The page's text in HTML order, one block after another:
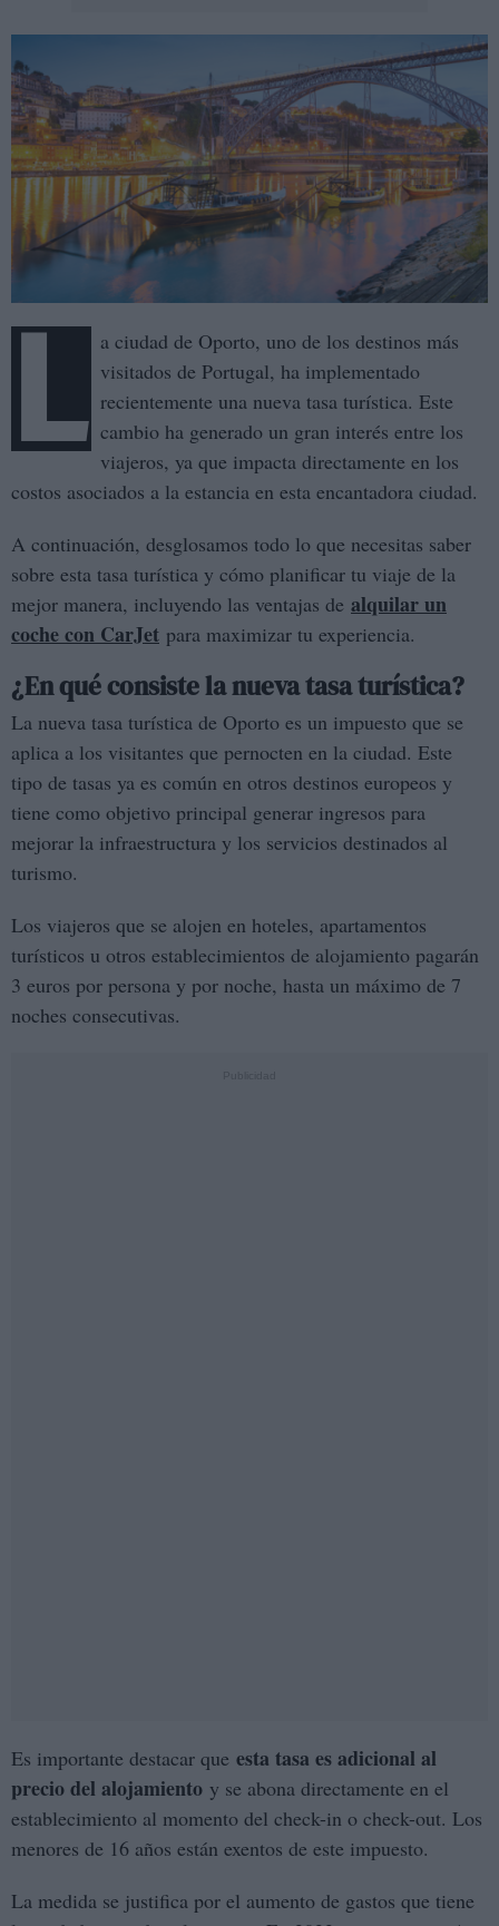
L a ciudad de Oporto, uno de los destinos más
visitados de Portugal, ha implementado
recientemente una nueva tasa turística. Este
cambio ha generado un gran interés entre los
viajeros, ya que impacta directamente en los
costos asociados a la estancia en esta encantadora ciudad.
A continuación, desglosamos todo lo que necesitas saber
sobre esta tasa turística y cómo planificar tu viaje de la
mejor manera, incluyendo las ventajas de alquilar un
coche con CarJet para maximizar tu experiencia.
¿En qué consiste la nueva tasa turística?
La nueva tasa turística de Oporto es un impuesto que se
aplica a los visitantes que pernocten en la ciudad. Este
tipo de tasas ya es común en otros destinos europeos y
tiene como objetivo principal generar ingresos para
mejorar la infraestructura y los servicios destinados al
turismo.
Los viajeros que se alojen en hoteles, apartamentos
turísticos u otros establecimientos de alojamiento pagarán
3 euros por persona y por noche, hasta un máximo de 7
noches consecutivas.
Es importante destacar que esta tasa es adicional al
precio del alojamiento y se abona directamente en el
establecimiento al momento del check-in o check-out. Los
menores de 16 años están exentos de este impuesto.
La medida se justifica por el aumento de gastos que tiene